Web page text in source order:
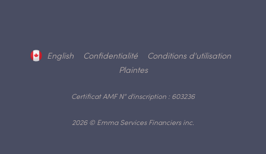
2026 © Emma Services Financiers inc.
Certificat AMF N° d'inscription : 603236
English Confidentialité
Conditions d'utilisation
Plaintes